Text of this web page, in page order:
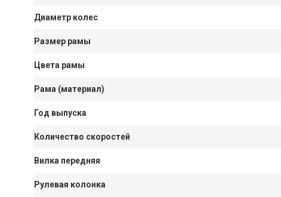
Диаметр колес
Размер рамы
Цвета рамы
Рама (материал)
Год выпуска
Количество скоростей
Вилка передняя
Рулевая колонка